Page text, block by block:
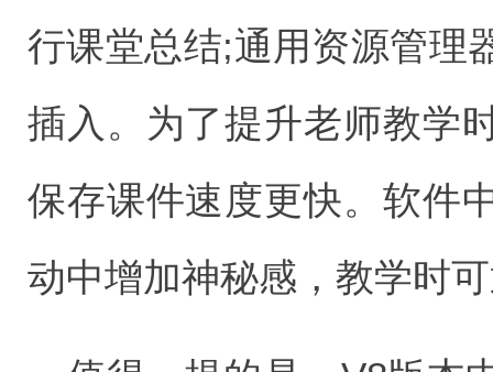
行课堂总结;通用资源管理
插入。为了提升老师教学
保存课件速度更快。软件
动中增加神秘感，教学时